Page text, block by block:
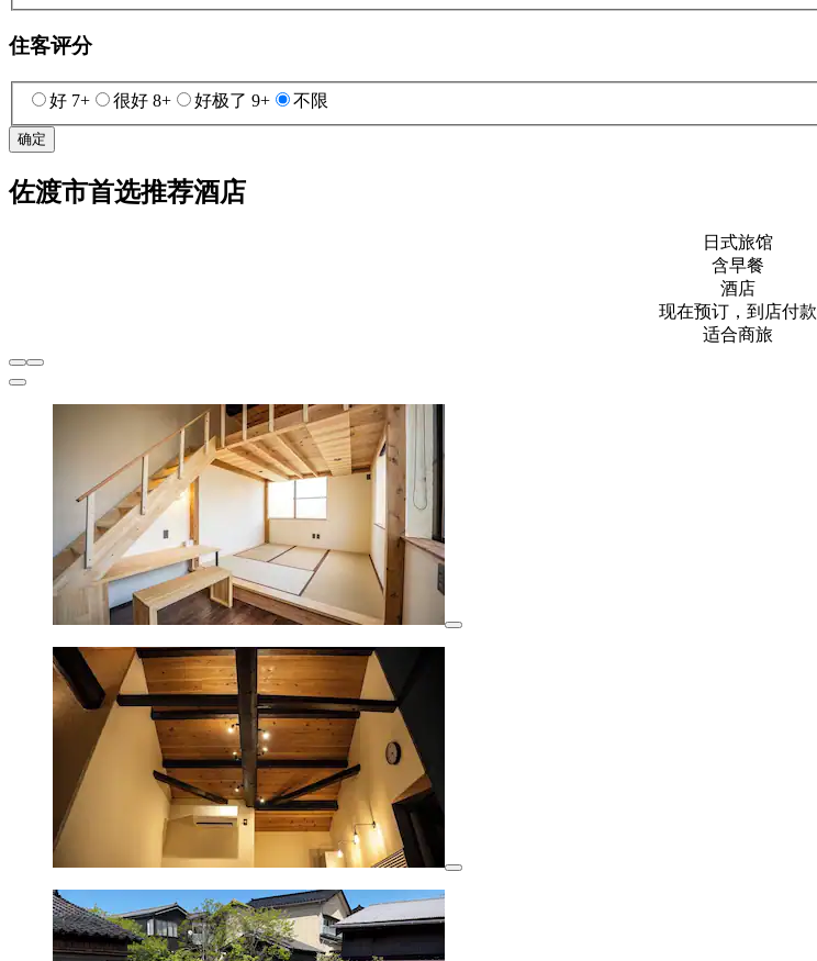
住客评分
好 7+ 很好 8+ 好极了 9+ 不限
确定
佐渡市首选推荐酒店
日式旅馆
含早餐
酒店
现在预订，到店付款
适合商旅